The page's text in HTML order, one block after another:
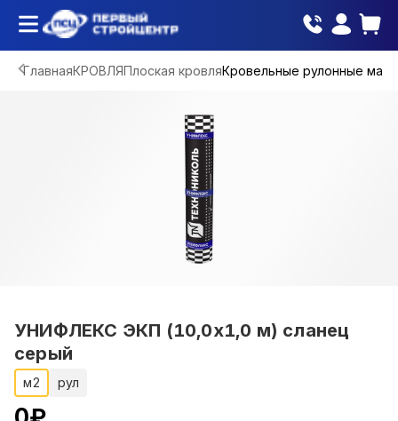
ГлавнаяКРОВЛЯПлоская кровляКровельные рулонные
УНИФЛЕКС ЭКП (10,0х1,0 м) сланец
серый
м2 рул